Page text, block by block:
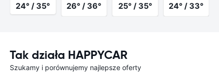
24° / 35° 26° / 36° 25° / 35° 24° / 33°
Tak działa HAPPYCAR
Szukamy i porównujemy najlepsze oferty